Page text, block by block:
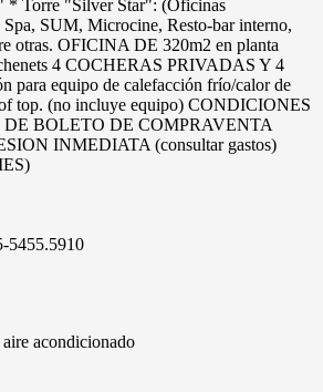
Torre "Silver Star": (Oficinas
SUM, Microcine, Resto-bar interno,
otras. OFICINA DE 320m2 en planta
4 COCHERAS PRIVADAS Y 4
para equipo de calefacción frío/calor de
top. (no incluye equipo) CONDICIONES
BOLETO DE COMPRAVENTA
INMEDIATA (consultar gastos)
5455.5910
acondicionado